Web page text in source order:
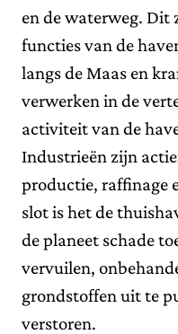
en de waterweg. Dit
functies van de
langs de Maas en
verwerken in de
activiteit van de
Industrieën zijn
productie, raffinage
slot is het de
de planeet schade
vervuilen,
grondstoffen uit te
verstoren.